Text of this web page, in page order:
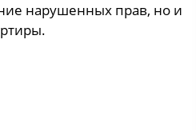
нарушенных прав, но и